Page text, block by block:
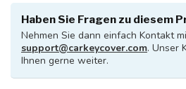
Haben Sie Fragen zu diesem
Nehmen Sie dann einfach Kontakt
support@carkeycover.com. Unser
Ihnen gerne weiter.